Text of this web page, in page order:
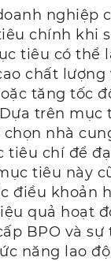
nghiệp
chính khi
tiêu có thể
chất lượng
tăng tốc
trên mục
nhà
tiêu chí để
tiêu này
điều khoản
quả hoạt
BPO và sự
năng lao